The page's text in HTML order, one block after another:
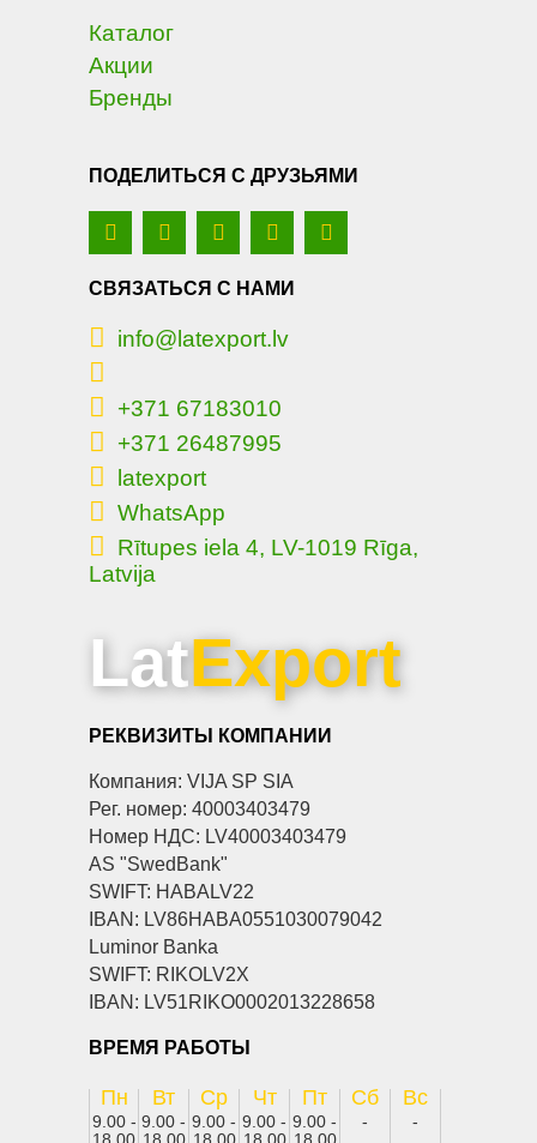
Каталог
Акции
Бренды
ПОДЕЛИТЬСЯ С ДРУЗЬЯМИ
СВЯЗАТЬСЯ С НАМИ
info@latexport.lv
+371 67183010
+371 26487995
latexport
WhatsApp
Rītupes iela 4, LV-1019 Rīga,
Latvija
LatExport
РЕКВИЗИТЫ КОМПАНИИ
Компания: VIJA SP SIA
Рег. номер: 40003403479
Номер НДС: LV40003403479
AS "SwedBank"
SWIFT: HABALV22
IBAN: LV86HABA0551030079042
Luminor Banka
SWIFT: RIKOLV2X
IBAN: LV51RIKO0002013228658
ВРЕМЯ РАБОТЫ
Пн
9.00 -
Вт
9.00 -
Ср
9.00 -
Чт
9.00 -
Пт
9.00 -
Сб
-
Вс
-